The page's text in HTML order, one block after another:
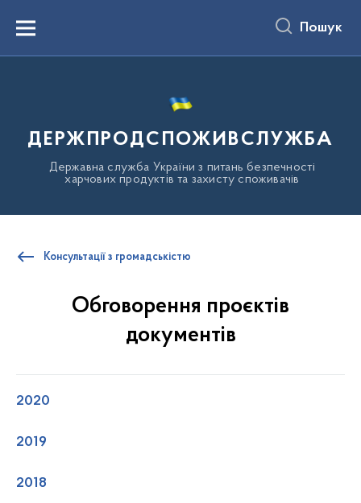
вмістуMenu Пошук
ДЕРЖПРОДСПОЖИВСЛУЖБА
Державна служба України з питань безпечності
харчових продуктів та захисту споживачів
Консультації з громадськістю
Обговорення проєктів
документів
2020
2019
2018